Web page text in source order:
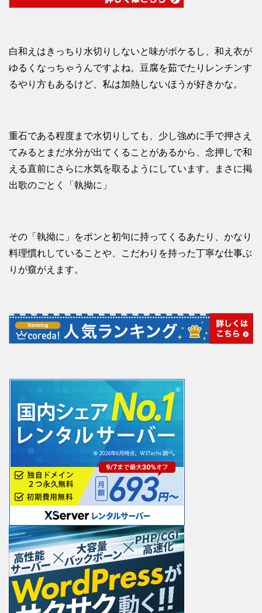
白和えはきっちり水切りしないと味がボケるし、和え衣が
ゆるくなっちゃうんですよね。豆腐を茹でたりレンチンす
るやり方もあるけど、私は加熱しないほうが好きかな。
重石である程度まで水切りしても、少し強めに手で押さえ
てみるとまだ水分が出てくることがあるから、念押しで和
える直前にさらに水気を取るようにしています。まさに掲
出歌のごとく「執拗に」
その「執拗に」をポンと初句に持ってくるあたり、かなり
料理慣れしていることや、こだわりを持った丁寧な仕事ぶ
りが窺がえます。